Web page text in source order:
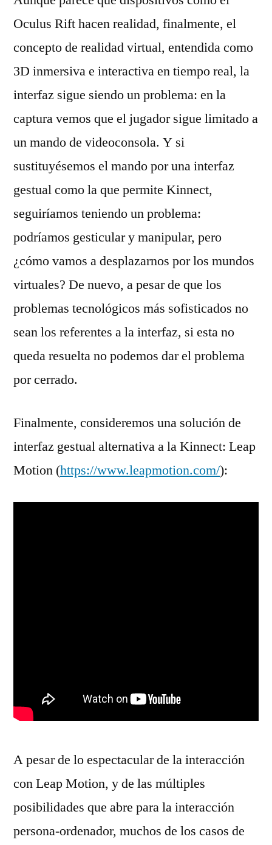
Oculus Rift hacen realidad, finalmente, el
concepto de realidad virtual, entendida como
3D inmersiva e interactiva en tiempo real, la
interfaz sigue siendo un problema: en la
captura vemos que el jugador sigue limitado a
un mando de videoconsola. Y si
sustituyésemos el mando por una interfaz
gestual como la que permite Kinnect,
seguiríamos teniendo un problema:
podríamos gesticular y manipular, pero
¿cómo vamos a desplazarnos por los mundos
virtuales? De nuevo, a pesar de que los
problemas tecnológicos más sofisticados no
sean los referentes a la interfaz, si esta no
queda resuelta no podemos dar el problema
por cerrado.
Finalmente, consideremos una solución de
interfaz gestual alternativa a la Kinnect: Leap
Motion (https://www.leapmotion.com/):
A pesar de lo espectacular de la interacción
con Leap Motion, y de las múltiples
posibilidades que abre para la interacción
persona-ordenador, muchos de los casos de